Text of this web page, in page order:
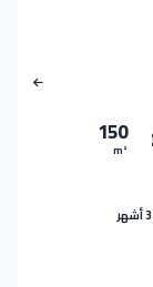
150
m²